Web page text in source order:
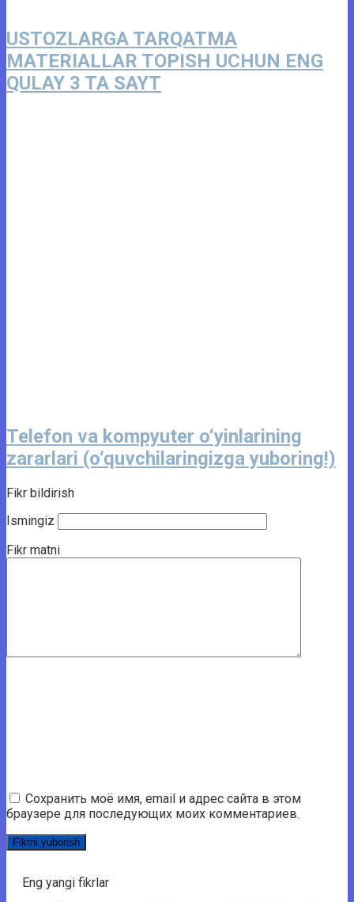
USTOZLARGA TARQATMA
MATERIALLAR TOPISH UCHUN ENG
QULAY 3 TA SAYT
Telefon va kompyuter o‘yinlarining
zararlari (o‘quvchilaringizga yuboring!)
Fikr bildirish
Ismingiz
Fikr matni
Сохранить моё имя, email и адрес сайта в этом
браузере для последующих моих комментариев.
Eng yangi fikrlar